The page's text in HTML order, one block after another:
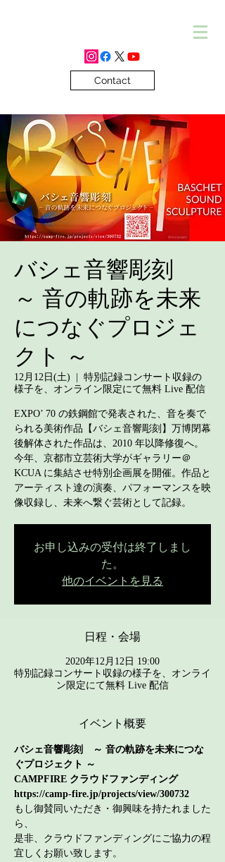
Contact
バシェ音響彫刻
～ 音の軌跡を未来
につなぐプロジェ
クト ～
12月12日(土)
特別記録コンサート収録の
様子を、オンライン限定にて無料 Live 配信
EXPO’ 70 の鉄鋼館で発表された、音を奏で
られる美術作品【バシェ音響彫刻】万博閉幕
後解体された作品は、2010 年以降修復へ。
今年、京都市立芸術大学がギャラリー＠
KCUA に集結させ特別企画展を開催。作品と
アーティスト達の演奏、パフォーマンスを映
像収録し、未来へ繋ぐ芸術として記録。
お申し込みの受付は終了しまし
た。
他のイベントを見る
日程・会場
2020年12月12日 19:00
特別記録コンサート収録の様子を、オンライ
ン限定にて無料 Live 配信
イベント概要
バシェ音響彫刻　～ 音の軌跡を未来につな
ぐプロジェクト ～
CAMPFIRE クラウドファンディング
https://camp-fire.jp/projects/view/300732
もし御賛同いただき・御興味を持たれました
ら、
是非、クラウドファンディングにご協力の程
宜しくお願い致します。